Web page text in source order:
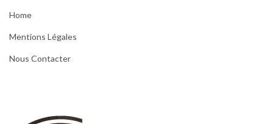
Home
Mentions Légales
Nous Contacter